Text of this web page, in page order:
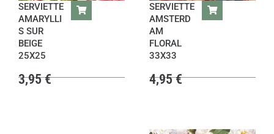
SERVIETTE
AMARYLLI
S SUR
BEIGE
25X25
3,95€
SERVIETTE
AMSTERD
AM
FLORAL
33X33
4,95€